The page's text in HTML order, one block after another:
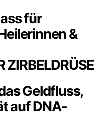
für
&
ZIRBELDRÜSE
Geldfluss,
auf DNA-